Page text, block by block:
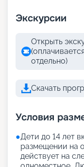
Экскурсии
Открыть
отдельно)
Скачать
Условия
●Дети до 14 лет
размещении на
действует на